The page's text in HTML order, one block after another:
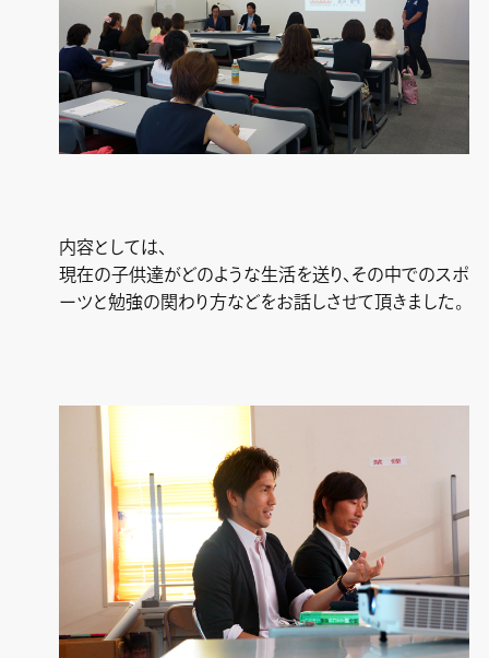
内容としては、
現在の子供達がどのような生活を送り、その中でのスポ
ーツと勉強の関わり方などをお話しさせて頂きました。